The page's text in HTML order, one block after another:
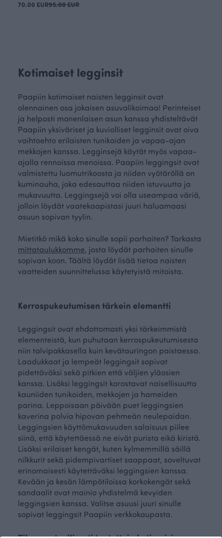
70.00 EUR95.00 EUR
Kotimaiset legginsit
Paapiin kotimaiset naisten legginsit ovat
olennainen osa jokaisen asuvalikoimaa! Perinteiset
ja helposti monenlaisen asun kanssa yhdisteltävät
Paapiin yksiväriset ja kuviolliset legginsit ovat oiva
vaihtoehto erilaisten tunikoiden ja vapaa-ajan
mekkojen kanssa. Legginsejä käytät myös vapaa-
ajalla rennoissa menoissa. Paapiin leggingsit ovat
valmistettu luomutrikoosta ja niiden vyötäröllä on
kuminauha, joka edesauttaa niiden istuvuutta ja
mukavuutta. Leggingsejä voi olla useampaa väriä,
jolloin löydät vaatekaapistasi juuri haluamaasi
asuun sopivan tyylin.
Mietitkö mikä koko sinulle sopii parhaiten? Tarkasta
mittataulukkomme, josta löydät parhaiten sinulle
sopivan koon. Täältä löydät lisää tietoa naisten
vaatteiden suunnittelussa käytetyistä mitoista.
Kerrospukeutumisen tärkein elementti
Leggingsit ovat ehdottomasti yksi tärkeimmistä
elementeistä, kun puhutaan kerrospukeutumisesta
niin talvipakkasella kuin kevätauringon paistaessa.
Laadukkaat ja lempeät leggingsit sopivat
pidettäväksi sekä pitkien että väljien yläosien
kanssa. Lisäksi leggingsit korostavat naisellisuutta
kauniiden tunikoiden, mekkojen ja hameiden
parina. Leppoisaan päivään puet leggingsien
kaverina polvia hipovan pehmeän neulepaidan.
Leggingsien käyttömukavuuden salaisuus piilee
siinä, että käytettäessä ne eivät purista eikä kiristä.
Lisäksi erilaiset kengät, kuten kylmemmillä säillä
nilkkurit sekä pidempivartiset saappaat, soveltuvat
erinomaisesti käytettäväksi leggingsien kanssa.
Kevään ja kesän lämpötiloissa korkokengät sekä
sandaalit ovat mainio yhdistelmä kevyiden
leggingsien kanssa. Valitse asuusi juuri sinulle
sopivat leggingsit Paapiin verkkokaupasta.